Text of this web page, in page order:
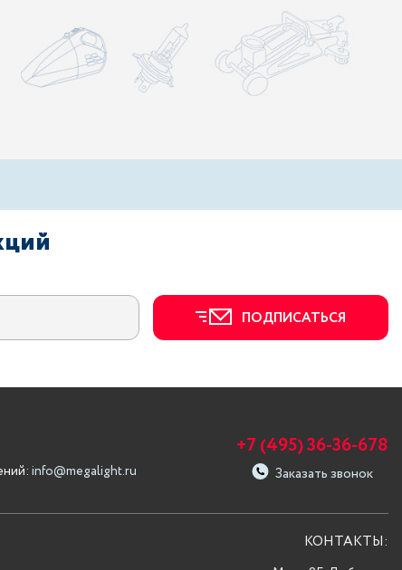
ПОДПИСАТЬСЯ
info@megalight.ru
+7 (495) 36-36-678
Заказать звонок
КОНТАКТЫ: